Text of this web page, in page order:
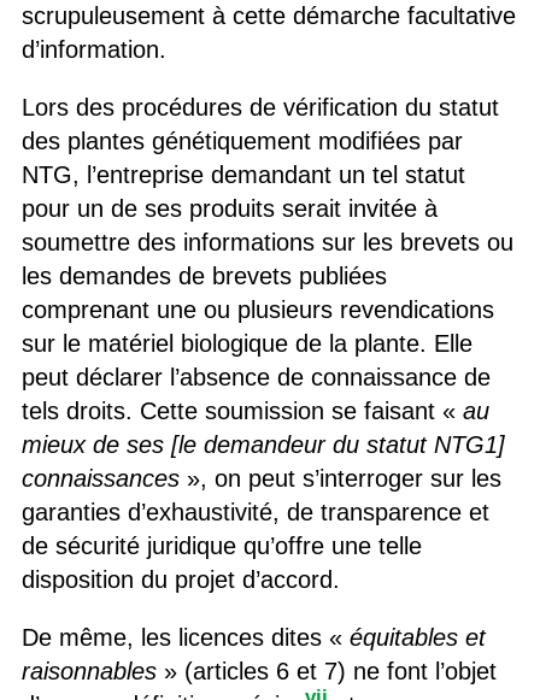
scrupuleusement à cette démarche facultative
d’information.
Lors des procédures de vérification du statut
des plantes génétiquement modifiées par
NTG, l’entreprise demandant un tel statut
pour un de ses produits serait invitée à
soumettre des informations sur les brevets ou
les demandes de brevets publiées
comprenant une ou plusieurs revendications
sur le matériel biologique de la plante. Elle
peut déclarer l’absence de connaissance de
tels droits. Cette soumission se faisant « au
mieux de ses [le demandeur du statut NTG1]
connaissances», on peut s’interroger sur les
garanties d’exhaustivité, de transparence et
de sécurité juridique qu’offre une telle
disposition du projet d’accord.
De même, les licences dites « équitables et
raisonnables» (articles 6 et 7) ne font l’objet